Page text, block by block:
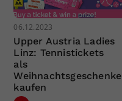
06.12.2023
Upper Austria Ladies
Linz: Tennistickets
als
Weihnachtsgeschenke
kaufen